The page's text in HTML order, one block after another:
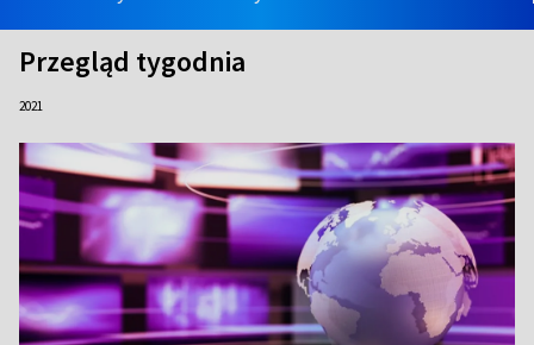
Przegląd tygodnia
2021